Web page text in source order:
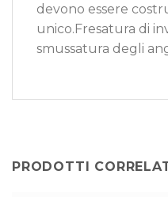
devono essere
unico.Fresatura di
smussatura degli
PRODOTTI